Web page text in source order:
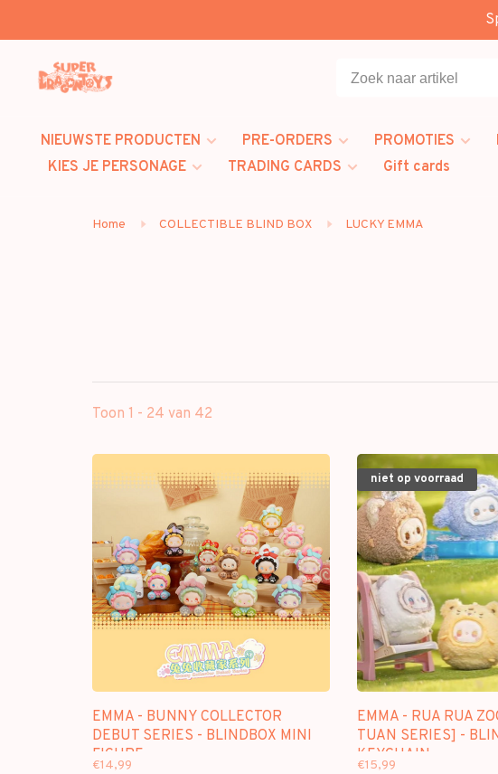
NIEUWSTE PRODUCTEN PRE-ORDERS PROMOTIES
KIES JE PERSONAGE
TRADING CARDS Gift cards
Home COLLECTIBLE BLIND BOX LUCKY EMMA
Toon 1 - 24 van 42
EMMA - BUNNY COLLECTOR
DEBUT SERIES - BLINDBOX MINI
FIGURE
€14,99
niet op voorraad
EMMA - RUA RUA
TUAN SERIES] -
KEYCHAIN
€15,99